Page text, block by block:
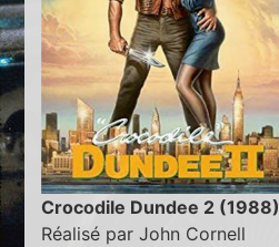
Crocodile Dundee 2 (1988)
Réalisé par John Cornell